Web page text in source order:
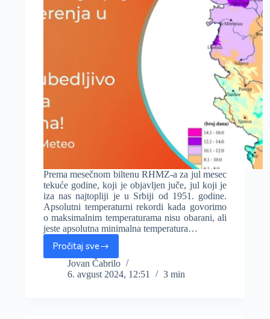
Prema mesečnom biltenu RHMZ-a za jul mesec
tekuće godine, koji je objavljen juče, jul koji je
iza nas najtopliji je u Srbiji od 1951. godine.
Apsolutni temperaturni rekordi kada govorimo
o maksimalnim temperaturama nisu obarani, ali
jeste apsolutna minimalna temperatura…
Pročitaj sve
Jul
2024.
bio
Jovan Čabrilo
6. avgust 2024, 12:51
3 min